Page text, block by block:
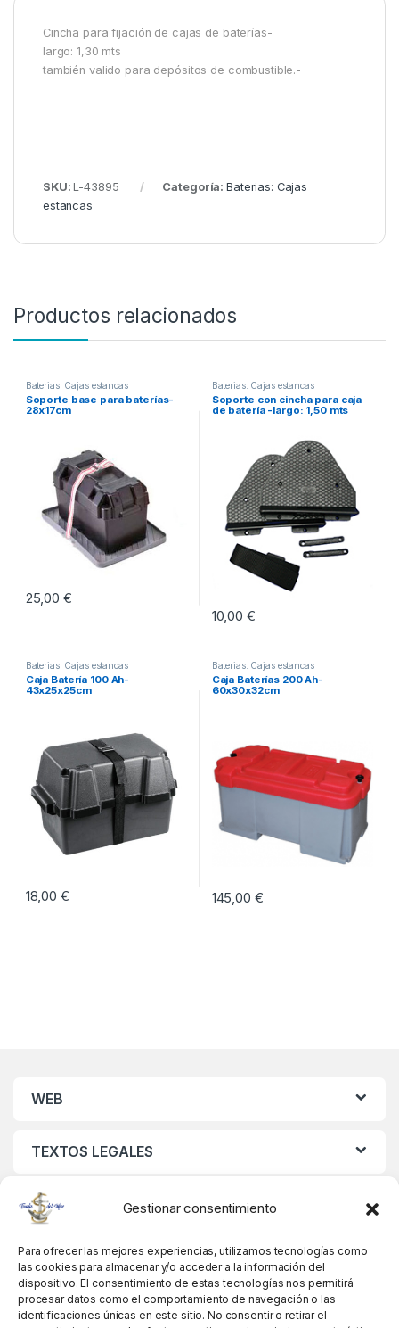
Gestionar consentimiento
Para ofrecer las mejores experiencias, utilizamos tecnologías como
las cookies para almacenar y/o acceder a la información del
dispositivo. El consentimiento de estas tecnologías nos permitirá
procesar datos como el comportamiento de navegación o las
identificaciones únicas en este sitio. No consentir o retirar el
Cincha para fijación de cajas de baterías-
largo: 1,30 mts
también valido para depósitos de combustible.-
SKU:L-43895 Categoría:Baterias: Cajas
estancas
Productos relacionados
Baterias: Cajas estancas
Soporte base para baterías-
28x17cm
25,00 €
Baterias: Cajas estancas
Soporte con cincha para caja
de batería -largo: 1,50 mts
10,00 €
Baterias: Cajas estancas
Caja Batería 100 Ah-
43x25x25cm
18,00 €
Baterias: Cajas estancas
Caja Baterías 200 Ah-
60x30x32cm
145,00 €
WEB
TEXTOS LEGALES
MIS DATOS